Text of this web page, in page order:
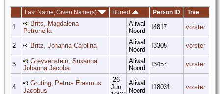
Last Name, Given Name(s) Buried Person ID Tree
1
Brits, Magdalena
Petronella
Aliwal
Noord
I4817 vorster
2 Britz, Johanna Carolina
Aliwal
Noord
I3305 vorster
3
Greyvenstein, Susanna
Johanna Jacoba
Aliwal
Noord
I3457 vorster
4
Gruting, Petrus Erasmus
Jacobus
26
Jun
Aliwal
Noord
I18031 vorster